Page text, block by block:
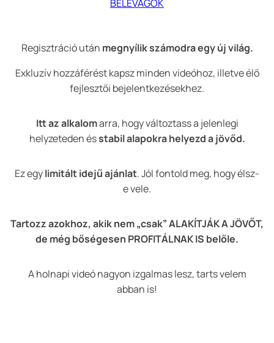
BELEVÁGOK
Regisztráció után megnyílik számodra egy új világ.
Exkluzív hozzáférést kapsz minden videóhoz, illetve élő
fejlesztői bejelentkezésekhez.
Itt az alkalomarra, hogy változtass a jelenlegi
helyzeteden ésstabil alapokra helyezd a jövőd.
Ez egylimitált idejű ajánlat. Jól fontold meg, hogy élsz-
e vele.
Tartozz azokhoz, akik nem „csak” ALAKÍTJÁK A JÖVŐT,
de még bőségesen PROFITÁLNAK IS belőle.
A holnapi videó nagyon izgalmas lesz, tarts velem
abban is!